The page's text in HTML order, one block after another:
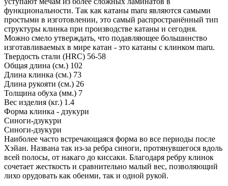
функциональности. Так как катаны maru являются самыми
простыми в изготовлении, это самый распространённый тип
структуры клинка при производстве катаны и сегодня.
Можно смело утверждать, что подавляющее большинство
изготавливаемых в мире катан - это катаны с клинком maru.
Твердость стали (HRC) 56-58
Общая длина (см.) 102
Длина клинка (см.) 73
Длина рукояти (см.) 26
Толщина обуха (мм.) 7
Вес изделия (кг.) 1.4
Форма клинка - дзукури
Синоги-дзукури
Синоги-дзукури
Наиболее часто встречающаяся форма во все периоды после
Хэйан. Названа так из-за ребра синоги, протянувшегося вдоль
всей полосы, от накаго до киссаки. Благодаря ребру клинок
сочетает жесткость и сравнительно малый вес, позволяющий
лихо орудовать как обеими, так и одной рукой.